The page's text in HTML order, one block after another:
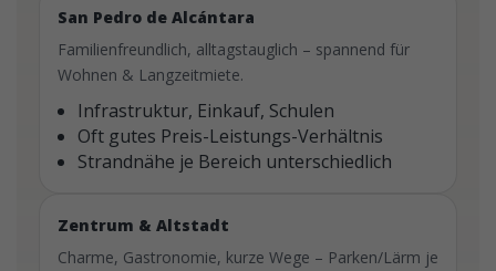
San Pedro de Alcántara
Familienfreundlich, alltagstauglich – spannend für
Wohnen & Langzeitmiete.
Infrastruktur, Einkauf, Schulen
Oft gutes Preis-Leistungs-Verhältnis
Strandnähe je Bereich unterschiedlich
Zentrum & Altstadt
Charme, Gastronomie, kurze Wege – Parken/Lärm je